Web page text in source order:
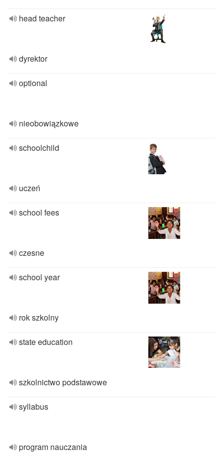
head teacher
dyrektor
optional
nieobowiązkowe
schoolchild
uczeń
school fees
czesne
school year
rok szkolny
state education
szkolnictwo podstawowe
syllabus
program nauczania